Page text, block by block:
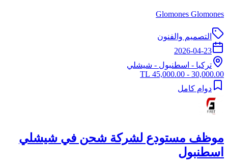
Glomones Glomones
التصميم والفنون
2026-04-23
تركيا - اسطنبول - شيشلي
30,000.00 - 45,000.00 TL
دوام كامل
موظف مستودع لشركة شحن في شيشلي
اسطنبول